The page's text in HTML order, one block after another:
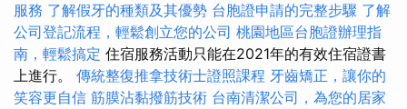
服務 了解假牙的種類及其優勢 台胞證申請的完整步驟 了解
公司登記流程，輕鬆創立您的公司 桃園地區台胞證辦理指
南，輕鬆搞定 住宿服務活動只能在2021年的有效住宿證書
上進行。 傳統整復推拿技術士證照課程 牙齒矯正，讓你的
笑容更自信 筋膜沾黏撥筋技術 台南清潔公司，為您的居家